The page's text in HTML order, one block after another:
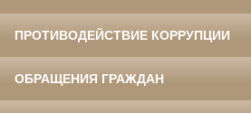
ПРОТИВОДЕЙСТВИЕ КОРРУПЦИИ
ОБРАЩЕНИЯ ГРАЖДАН